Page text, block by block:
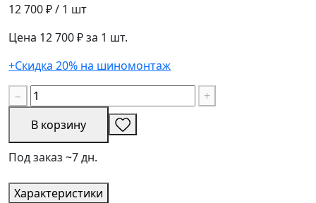
12 700 ₽/ 1 шт
Цена 12 700 ₽ за 1 шт.
+Скидка 20% на шиномонтаж
−
+
В корзину
Под заказ ~7 дн.
Характеристики